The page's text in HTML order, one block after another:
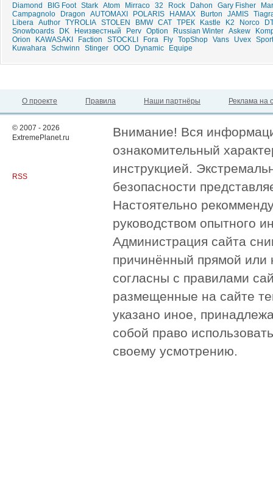
Diamond
BIG Foot Stark Atom Mirraco 32 Rock Dahon Gary Fisher
Campagnolo
Dragon AUTOMAXI POLARIS HAMAX Burton JAMIS
Libera Author TYROLIA STOLEN BMW CAT ТРЕК Kastle K2 Norco
Snowboards
DK Неизвестный Perv Option Russian Winter Askew
Orion
KAWASAKI Faction STOCKLI Fora Fly TopShop Vans Uvex
Kuwahara Schwinn Stinger ООО Dynamic Equipe
О проекте Правила Наши партнёры Реклама на
© 2007 - 2026
ExtremePlanet.ru
RSS
Внимание! Вся
ознакомительный
инструкцией.
безопасности
Настоятельно
руководством опытного
Администрация сайта
причинённый прямой или
согласны с правилами
размещенные на сайте
указано иное,
собой право
своему усмотрению.